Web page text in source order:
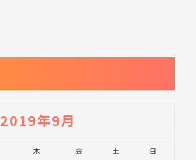
2019年9月
木 金 土
日